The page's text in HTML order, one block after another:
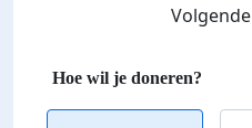
Volgende